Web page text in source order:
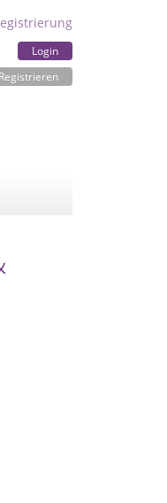
Login
Registrieren